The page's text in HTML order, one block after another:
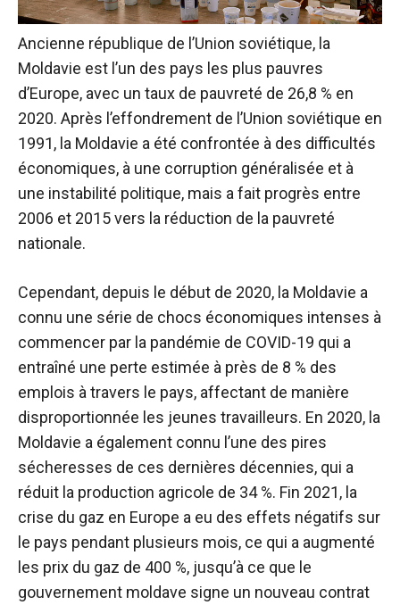
Ancienne république de l’Union soviétique, la
Moldavie est l’un des pays les plus pauvres
d’Europe, avec un taux de pauvreté de 26,8 % en
2020. Après l’effondrement de l’Union soviétique en
1991, la Moldavie a été confrontée à des difficultés
économiques, à une corruption généralisée et à
une instabilité politique, mais a fait progrès entre
2006 et 2015 vers la réduction de la pauvreté
nationale.
Cependant, depuis le début de 2020, la Moldavie a
connu une série de chocs économiques intenses à
commencer par la pandémie de COVID-19 qui a
entraîné une perte estimée à près de 8 % des
emplois à travers le pays, affectant de manière
disproportionnée les jeunes travailleurs. En 2020, la
Moldavie a également connu l’une des pires
sécheresses de ces dernières décennies, qui a
réduit la production agricole de 34 %. Fin 2021, la
crise du gaz en Europe a eu des effets négatifs sur
le pays pendant plusieurs mois, ce qui a augmenté
les prix du gaz de 400 %, jusqu’à ce que le
gouvernement moldave signe un nouveau contrat